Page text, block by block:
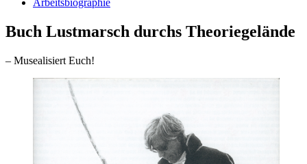
Buch Lustmarsch durchs Theoriegelände
– Musealisiert Euch!